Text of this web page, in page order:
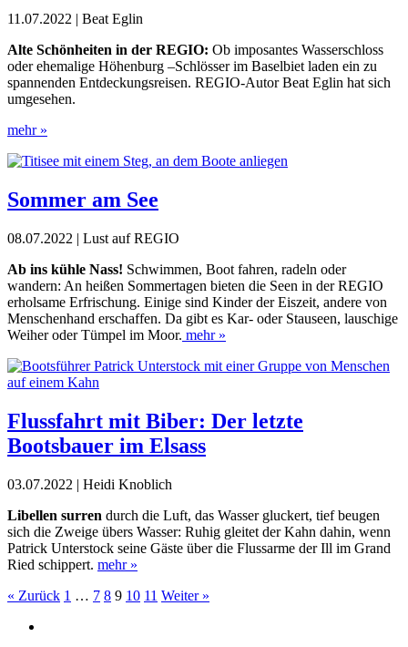
11.07.2022 | Beat Eglin
Alte Schönheiten in der REGIO: Ob imposantes Wasserschloss
oder ehemalige Höhenburg –Schlösser im Baselbiet laden ein zu
spannenden Entdeckungsreisen. REGIO-Autor Beat Eglin hat sich
umgesehen.
mehr »
Sommer am See
08.07.2022 | Lust auf REGIO
Ab ins kühle Nass! Schwimmen, Boot fahren, radeln oder
wandern: An heißen Sommertagen bieten die Seen in der REGIO
erholsame Erfrischung. Einige sind Kinder der Eiszeit, andere von
Menschenhand erschaffen. Da gibt es Kar- oder Stauseen, lauschige
Weiher oder Tümpel im Moor. mehr »
Flussfahrt mit Biber: Der letzte
Bootsbauer im Elsass
03.07.2022 | Heidi Knoblich
Libellen surren durch die Luft, das Wasser gluckert, tief beugen
sich die Zweige übers Wasser: Ruhig gleitet der Kahn dahin, wenn
Patrick Unterstock seine Gäste über die Flussarme der Ill im Grand
Ried schippert. mehr »
« Zurück 1 … 7 8 9 10 11 Weiter »